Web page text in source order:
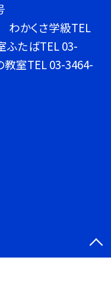
かくさ学級TEL
たばTEL 03-
室TEL 03-3464-